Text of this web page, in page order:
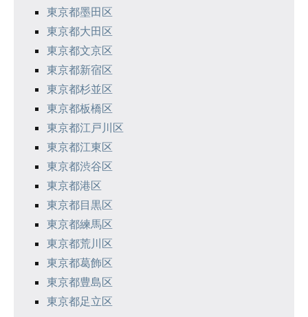
東京都墨田区
東京都大田区
東京都文京区
東京都新宿区
東京都杉並区
東京都板橋区
東京都江戸川区
東京都江東区
東京都渋谷区
東京都港区
東京都目黒区
東京都練馬区
東京都荒川区
東京都葛飾区
東京都豊島区
東京都足立区